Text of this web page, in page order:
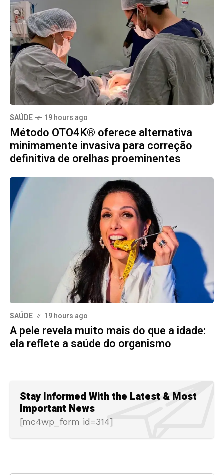
SAÚDE 19 hours ago
Método OTO4K® oferece alternativa
minimamente invasiva para correção
definitiva de orelhas proeminentes
SAÚDE 19 hours ago
A pele revela muito mais do que a idade:
ela reflete a saúde do organismo
Stay Informed With the Latest & Most
Important News
[mc4wp_form id=314]